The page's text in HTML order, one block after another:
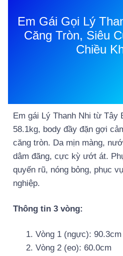
Em Gái Gọi Lý
Căng Tròn, Siêu
Chiều
Em gái Lý Thanh Nhi từ Tây
58.1kg, body đầy đặn gợi
căng tròn. Da mịn màng,
dâm đãng, cực kỳ ướt át.
quyến rũ, nóng bỏng, phục
nghiệp.
Thông tin 3 vòng:
Vòng 1 (ngực): 90.3cm
Vòng 2 (eo): 60.0cm